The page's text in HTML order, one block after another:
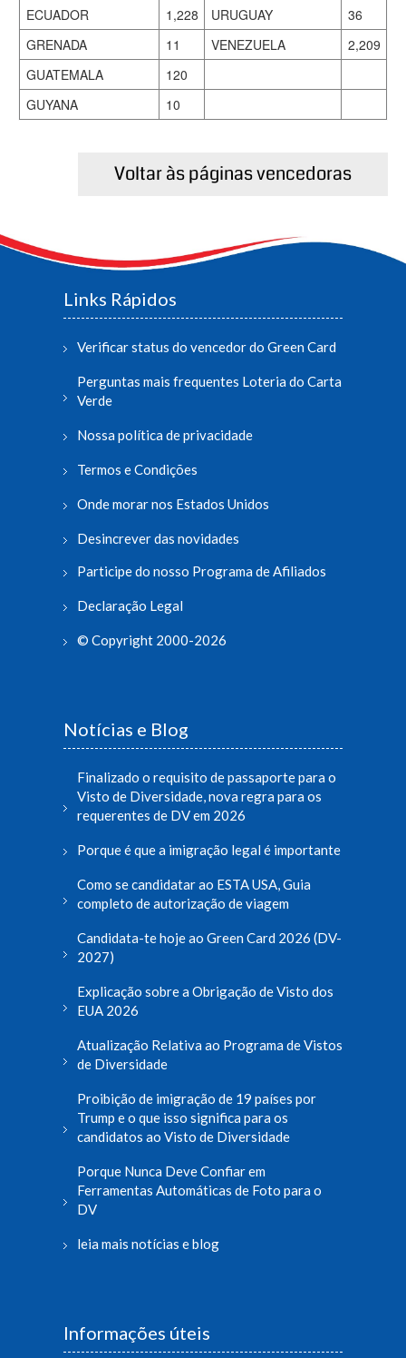
ECUADOR 1,228 URUGUAY
36
GRENADA
11 VENEZUELA
2,209
GUATEMALA
120
GUYANA
10
Voltar às páginas vencedoras
Links Rápidos
Verificar status do vencedor do Green Card
Perguntas mais frequentes Loteria do Carta
Verde
Nossa política de privacidade
Termos e Condições
Onde morar nos Estados Unidos
Desincrever das novidades
Participe do nosso Programa de Afiliados
Declaração Legal
© Copyright 2000-2026
Notícias e Blog
Finalizado o requisito de passaporte para o
Visto de Diversidade, nova regra para os
requerentes de DV em 2026
Porque é que a imigração legal é importante
Como se candidatar ao ESTA USA, Guia
completo de autorização de viagem
Candidata-te hoje ao Green Card 2026 (DV-
2027)
Explicação sobre a Obrigação de Visto dos
EUA 2026
Atualização Relativa ao Programa de Vistos
de Diversidade
Proibição de imigração de 19 países por
Trump e o que isso significa para os
candidatos ao Visto de Diversidade
Porque Nunca Deve Confiar em
Ferramentas Automáticas de Foto para o
DV
leia mais notícias e blog
Informações úteis